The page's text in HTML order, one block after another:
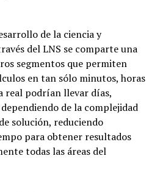
de la ciencia y
del LNS se comparte una
segmentos que permiten
en tan sólo minutos, horas
real podrían llevar días,
dependiendo de la complejidad
solución, reduciendo
para obtener resultados
todas las áreas del